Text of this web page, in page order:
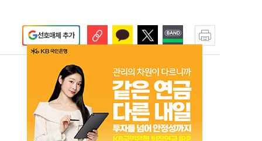
선호매체 추가